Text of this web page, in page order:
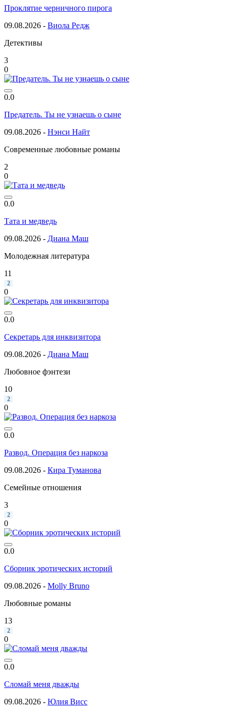
Проклятие черничного пирога
09.08.2026 - Виола Редж
Детективы
3
0
0.0
Предатель. Ты не узнаешь о сыне
09.08.2026 - Нэнси Найт
Современные любовные романы
2
0
0.0
Тата и медведь
09.08.2026 - Диана Маш
Молодежная литература
11
2
0
0.0
Секретарь для инквизитора
09.08.2026 - Диана Маш
Любовное фэнтези
10
2
0
0.0
Развод. Операция без наркоза
09.08.2026 - Кира Туманова
Семейные отношения
3
2
0
0.0
Сборник эротических историй
09.08.2026 - Molly Bruno
Любовные романы
13
2
0
0.0
Сломай меня дважды
09.08.2026 - Юлия Висс